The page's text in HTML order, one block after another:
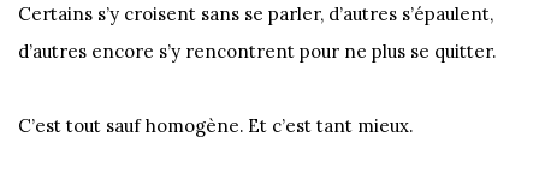
Certains s’y croisent sans se parler, d’autres s’épaulent,
d’autres encore s’y rencontrent pour ne plus se quitter.
C’est tout sauf homogène. Et c’est tant mieux.